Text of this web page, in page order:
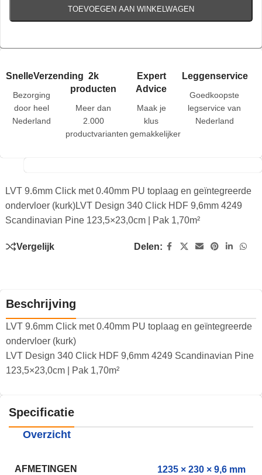
TOEVOEGEN AAN WINKELWAGEN
SnelleVerzending
Bezorging
door heel
Nederland
2k
producten
Meer dan
2.000
productvarianten
Expert
Advice
Maak je
klus
gemakkelijker
Leggenservice
Goedkoopste
legservice van
Nederland
LVT 9.6mm Click met 0.40mm PU toplaag en geïntegreerde
ondervloer (kurk)LVT Design 340 Click HDF 9,6mm 4249
Scandinavian Pine 123,5×23,0cm | Pak 1,70m²
Vergelijk Delen:
Beschrijving
LVT 9.6mm Click met 0.40mm PU toplaag en geïntegreerde
ondervloer (kurk)
LVT Design 340 Click HDF 9,6mm 4249 Scandinavian Pine
123,5×23,0cm | Pak 1,70m²
Specificatie
Overzicht
AFMETINGEN 1235 × 230 × 9,6 mm